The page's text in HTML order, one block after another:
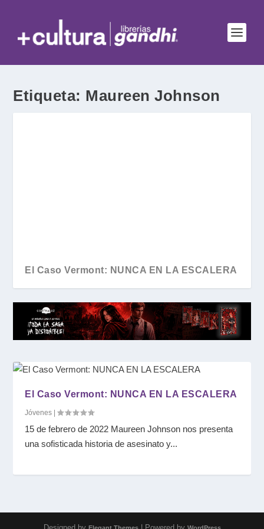
Etiqueta: Maureen Johnson
El Caso Vermont: NUNCA EN LA ESCALERA
El Caso Vermont: NUNCA EN LA ESCALERA
Jóvenes |
15 de febrero de 2022 Maureen Johnson nos presenta
una sofisticada historia de asesinato y...